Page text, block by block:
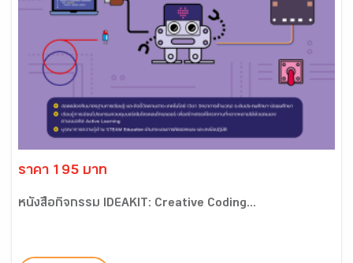
ราคา 195 บาท
หนังสือกิจกรรม IDEAKIT: Creative Coding...